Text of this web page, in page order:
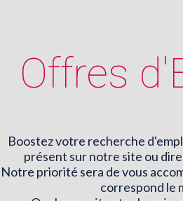
Offres
Boostez votre recherche
présent sur notre site ou
Notre priorité sera de vous
correspond le